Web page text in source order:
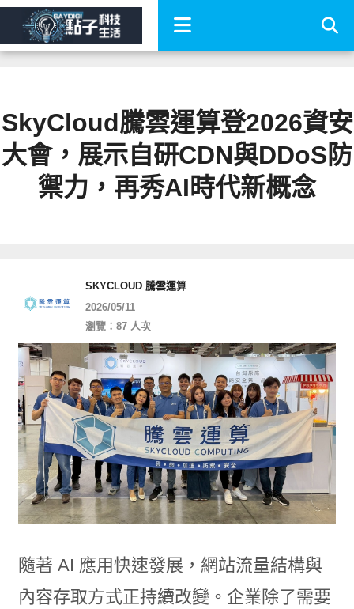
SkyCloud騰雲運算登2026資安
大會，展示自研CDN與DDoS防
禦力，再秀AI時代新概念
SKYCLOUD 騰雲運算
2026/05/11
瀏覽：87 人次
隨著 AI 應用快速發展，網站流量結構與
內容存取方式正持續改變。企業除了需要